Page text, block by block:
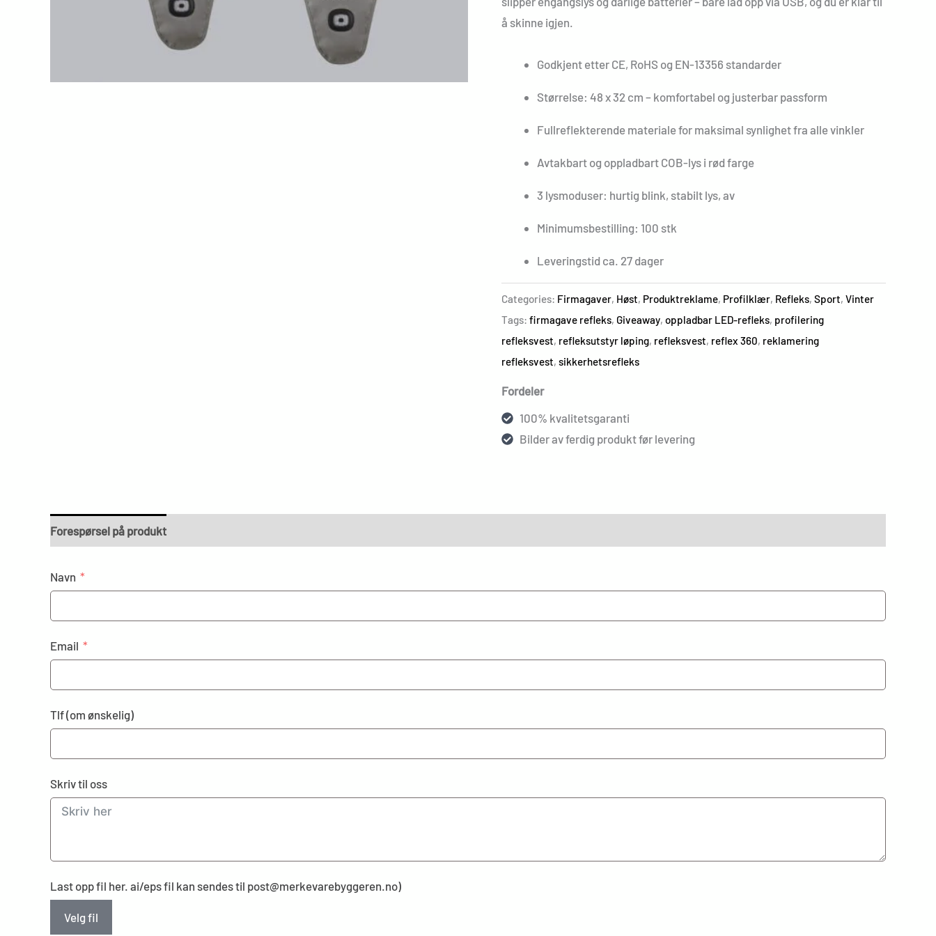
å skinne igjen.
Godkjent etter CE, RoHS og EN-13356 standarder
Størrelse: 48 x 32 cm – komfortabel og justerbar passform
Fullreflekterende materiale for maksimal synlighet fra alle vinkler
Avtakbart og oppladbart COB-lys i rød farge
3 lysmoduser: hurtig blink, stabilt lys, av
Minimumsbestilling: 100 stk
Leveringstid ca. 27 dager
Categories: Firmagaver, Høst, Produktreklame, Profilklær, Refleks, Sport, Vinter
Tags: firmagave refleks, Giveaway, oppladbar LED-refleks, profilering
refleksvest, refleksutstyr løping, refleksvest, reflex 360, reklamering
refleksvest, sikkerhetsrefleks
Fordeler
100% kvalitetsgaranti
Bilder av ferdig produkt før levering
Forespørsel på produkt
Navn
Email
Tlf (om ønskelig)
Skriv til oss
Last opp fil her. ai/eps fil kan sendes til post@merkevarebyggeren.no)
Velg fil